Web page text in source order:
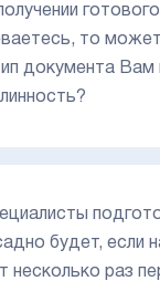
то
документа
будет, если
раз